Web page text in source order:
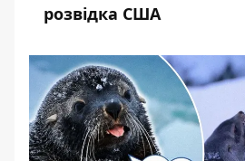
розвідка США